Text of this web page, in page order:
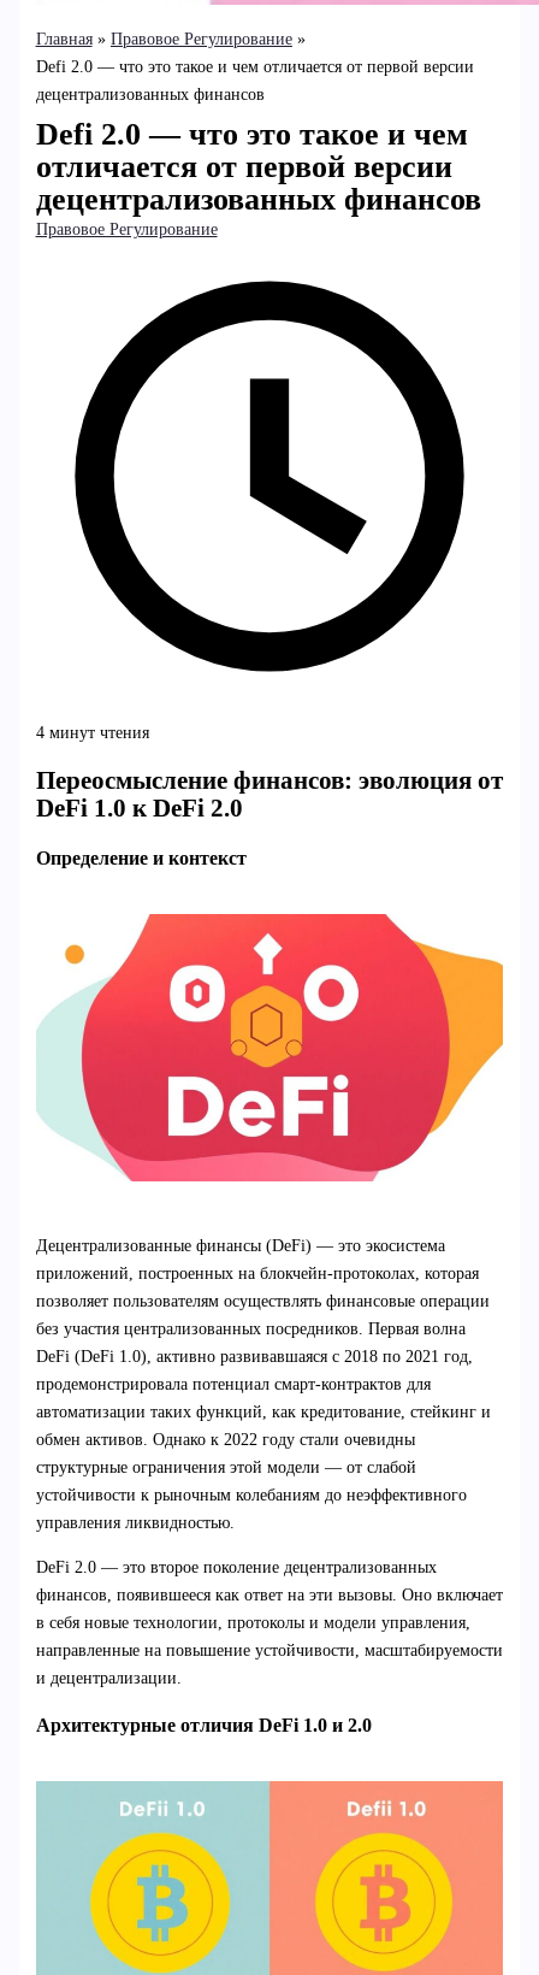
Главная
Правовое Регулирование
Defi 2.0 — что это такое и чем отличается от первой версии
децентрализованных финансов
Defi 2.0 — что это такое и чем
отличается от первой версии
децентрализованных финансов
Правовое Регулирование
4 минут чтения
Переосмысление финансов: эволюция от
DeFi 1.0 к DeFi 2.0
Определение и контекст
Децентрализованные финансы (DeFi) — это экосистема
приложений, построенных на блокчейн-протоколах, которая
позволяет пользователям осуществлять финансовые операции
без участия централизованных посредников. Первая волна
DeFi (DeFi 1.0), активно развивавшаяся с 2018 по 2021 год,
продемонстрировала потенциал смарт-контрактов для
автоматизации таких функций, как кредитование, стейкинг и
обмен активов. Однако к 2022 году стали очевидны
структурные ограничения этой модели — от слабой
устойчивости к рыночным колебаниям до неэффективного
управления ликвидностью.
DeFi 2.0 — это второе поколение децентрализованных
финансов, появившееся как ответ на эти вызовы. Оно включает
в себя новые технологии, протоколы и модели управления,
направленные на повышение устойчивости, масштабируемости
и децентрализации.
Архитектурные отличия DeFi 1.0 и 2.0